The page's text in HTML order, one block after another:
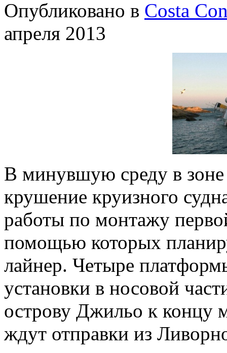
Опубликовано в Costa
апреля 2013
В минувшую среду в
крушение круизного
работы по монтажу
помощью которых
лайнер. Четыре
установки в носовой
острову Джильо к концу
ждут отправки из